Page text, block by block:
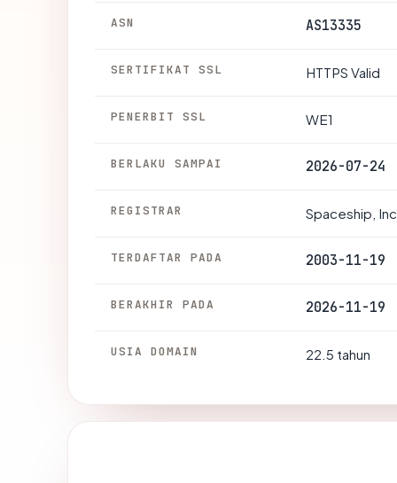
ASN AS13335
SERTIFIKAT SSL HTTPS Valid
PENERBIT SSL WE1
BERLAKU SAMPAI 2026-07-24
REGISTRAR Spaceship,
TERDAFTAR PADA 2003-11-19
BERAKHIR PADA 2026-11-19
USIA DOMAIN 22.5 tahun